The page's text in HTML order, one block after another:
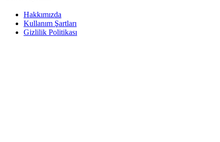
Hakkımızda
Kullanım Şartları
Gizlilik Politikası